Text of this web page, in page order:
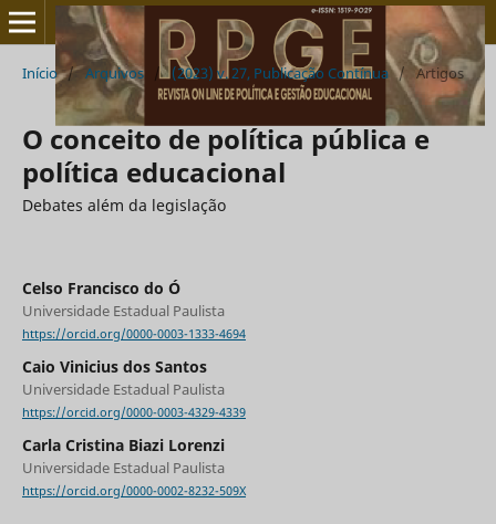
Início / Arquivos / (2023) v. 27, Publicação Contínua / Artigos
O conceito de política pública e
política educacional
Debates além da legislação
Celso Francisco do Ó
Universidade Estadual Paulista
https://orcid.org/0000-0003-1333-4694
Caio Vinicius dos Santos
Universidade Estadual Paulista
https://orcid.org/0000-0003-4329-4339
Carla Cristina Biazi Lorenzi
Universidade Estadual Paulista
https://orcid.org/0000-0002-8232-509X